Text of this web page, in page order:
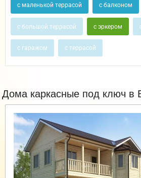
с маленькой террасой с балконом
с большой террасой с эркером
с гаражом с террасой
Дома каркасные под ключ